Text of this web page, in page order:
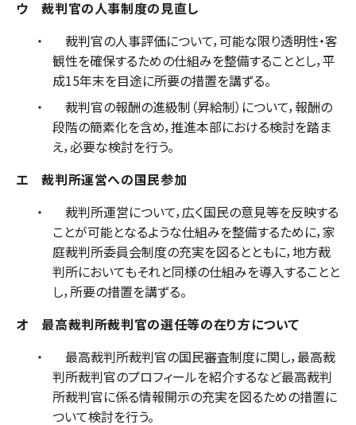
ウ 裁判官の人事制度の見直し
裁判官の人事評価について，可能な限り透明性・客
観性を確保するための仕組みを整備することとし，平
成15年末を目途に所要の措置を講ずる。
裁判官の報酬の進級制（昇給制）について，報酬の
段階の簡素化を含め，推進本部における検討を踏ま
え，必要な検討を行う。
エ 裁判所運営への国民参加
裁判所運営について，広く国民の意見等を反映する
ことが可能となるような仕組みを整備するために，家
庭裁判所委員会制度の充実を図るとともに，地方裁
判所においてもそれと同様の仕組みを導入することと
し，所要の措置を講ずる。
オ 最高裁判所裁判官の選任等の在り方について
最高裁判所裁判官の国民審査制度に関し，最高裁
判所裁判官のプロフィールを紹介するなど最高裁判
所裁判官に係る情報開示の充実を図るための措置に
ついて検討を行う。